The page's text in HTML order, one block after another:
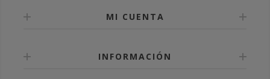
MI CUENTA
INFORMACIÓN